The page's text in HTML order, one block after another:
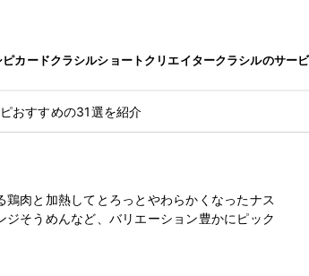
ピカードクラシルショートクリエイタークラシルのサー
おすすめの31選を紹介
肉と加熱してとろっとやわらかくなったナス
そうめんなど、バリエーション豊かにピック